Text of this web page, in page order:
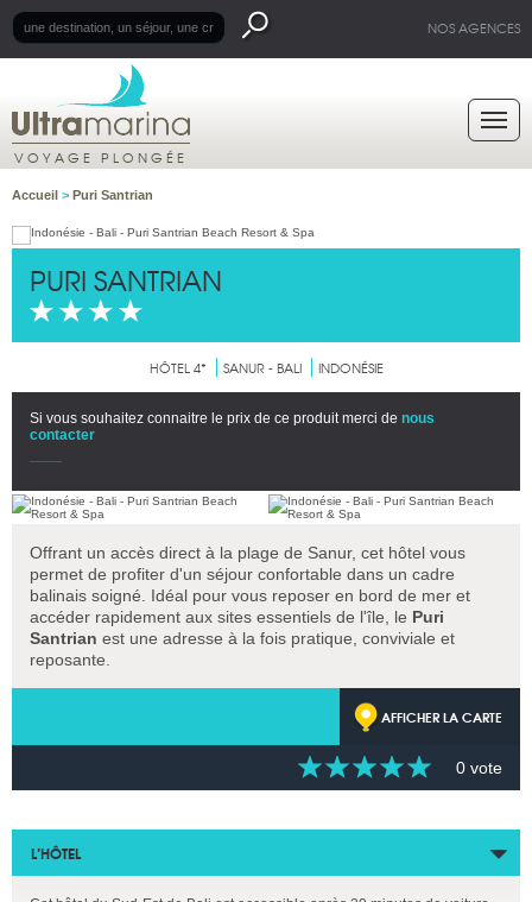
NOS AGENCES
VOYAGE PLONGÉE
Accueil > Puri Santrian
PURI SANTRIAN
HÔTEL 4* SANUR - BALI INDONÉSIE
Si vous souhaitez connaitre le prix de ce produit merci de nous
contacter
Offrant un accès direct à la plage de Sanur, cet hôtel vous
permet de profiter d'un séjour confortable dans un cadre
balinais soigné. Idéal pour vous reposer en bord de mer et
accéder rapidement aux sites essentiels de l'île, le Puri
Santrian est une adresse à la fois pratique, conviviale et
reposante.
AFFICHER LA CARTE
0 vote
L’HÔTEL